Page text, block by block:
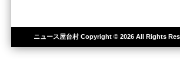
ニュース屋台村Copyright © 2026 All Rights